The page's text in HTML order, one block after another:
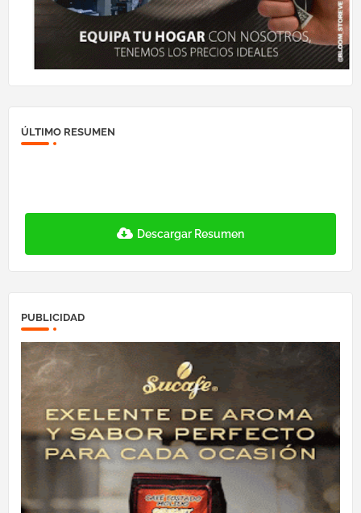
ÚLTIMO RESUMEN
Descargar Resumen
PUBLICIDAD